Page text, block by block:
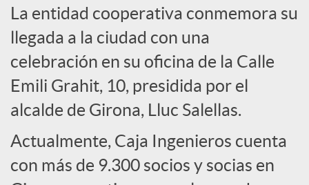
e
s
S
o
La entidad cooperativa conmemora su
llegada a la ciudad con una
celebración en su oficina de la Calle
Emili Grahit, 10, presidida por el
alcalde de Girona, Lluc Salellas.
Actualmente, Caja Ingenieros cuenta
con más de 9.300 socios y socias en